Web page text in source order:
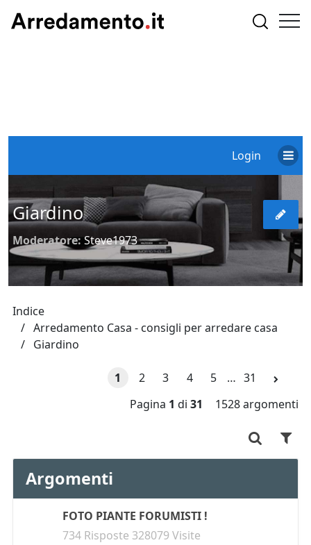
Login
Giardino
Moderatore:Steve1973
Indice
Arredamento Casa - consigli per arredare casa
Giardino
1 2 3 4 5 … 31
Pagina 1 di 31 1528 argomenti
Argomenti
FOTO PIANTE FORUMISTI !
734 Risposte 328079 Visite